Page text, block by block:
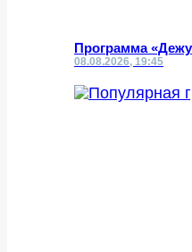
Программа
08.08.2026, 19:45